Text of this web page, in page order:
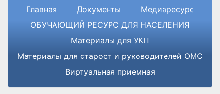
Главная Документы
Медиаресурс
ОБУЧАЮЩИЙ РЕСУРС ДЛЯ НАСЕЛЕНИЯ
Материалы для УКП
Материалы для старост и руководителей ОМС
Виртуальная приемная